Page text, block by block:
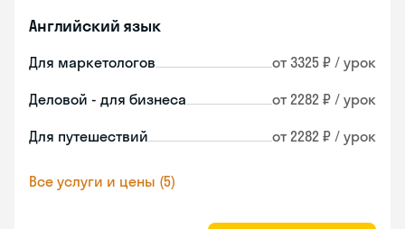
Английский язык
Для маркетологов от 3325 ₽ / урок
Деловой - для бизнеса от 2282 ₽ / урок
Для путешествий от 2282 ₽ / урок
Все услуги и цены (5)